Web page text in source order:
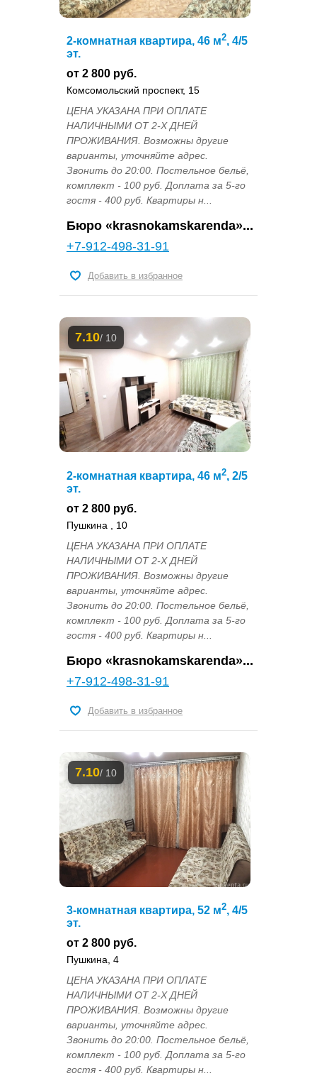
2-комнатная квартира, 46 м2, 4/5
эт.
от 2 800 руб.
Комсомольский проспект, 15
ЦЕНА УКАЗАНА ПРИ ОПЛАТЕ
НАЛИЧНЫМИ ОТ 2-Х ДНЕЙ
ПРОЖИВАНИЯ. Возможны другие
варианты, уточняйте адрес.
Звонить до 20:00. Постельное бельё,
комплект - 100 руб. Доплата за 5-го
гостя - 400 руб. Квартиры н...
Бюро «krasnokamskarenda»...
+7-912-498-31-91
Добавить в избранное
7.10/ 10
2-комнатная квартира, 46 м2, 2/5
эт.
от 2 800 руб.
Пушкина , 10
ЦЕНА УКАЗАНА ПРИ ОПЛАТЕ
НАЛИЧНЫМИ ОТ 2-Х ДНЕЙ
ПРОЖИВАНИЯ. Возможны другие
варианты, уточняйте адрес.
Звонить до 20:00. Постельное бельё,
комплект - 100 руб. Доплата за 5-го
гостя - 400 руб. Квартиры н...
Бюро «krasnokamskarenda»...
+7-912-498-31-91
Добавить в избранное
7.10/ 10
3-комнатная квартира, 52 м2, 4/5
эт.
от 2 800 руб.
Пушкина, 4
ЦЕНА УКАЗАНА ПРИ ОПЛАТЕ
НАЛИЧНЫМИ ОТ 2-Х ДНЕЙ
ПРОЖИВАНИЯ. Возможны другие
варианты, уточняйте адрес.
Звонить до 20:00. Постельное бельё,
комплект - 100 руб. Доплата за 5-го
гостя - 400 руб. Квартиры н...